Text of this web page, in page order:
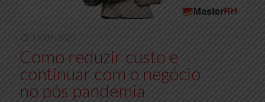
15/09/2020
Como reduzir custo e
continuar com o negócio
no pós pandemia